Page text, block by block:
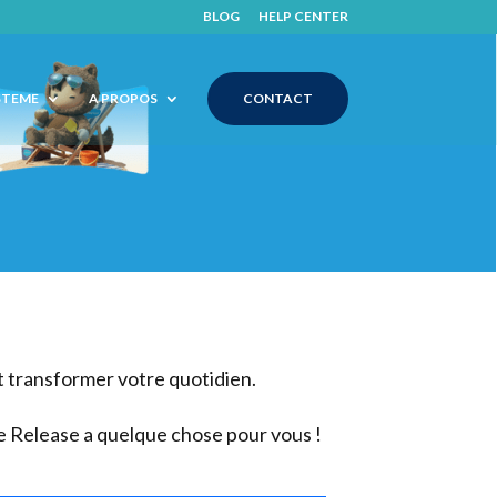
BLOG HELP CENTER
A PROPOS CONTACT
transformer votre quotidien.
a quelque chose pour vous !